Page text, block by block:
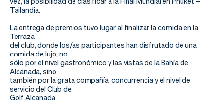
Tailandia.
La entrega de premios tuvo lugar al finalizar la comida en la
Terraza
del club, donde los/as participantes han disfrutado de una
comida de lujo, no
sólo por el nivel gastronómico y las vistas de la Bahía de
Alcanada, sino
también por la grata compañía, concurrencia y el nivel de
servicio del Club de
Golf Alcanada